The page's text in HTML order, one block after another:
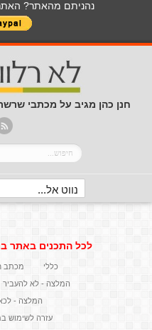
נהניתם מהאתר?
חנן כהן מגיב על מכתבי שרשרת
לכל התכנים באתר
כללי מכתב
המלצה - לא להעביר
המלצה -
עזרה לשימוש